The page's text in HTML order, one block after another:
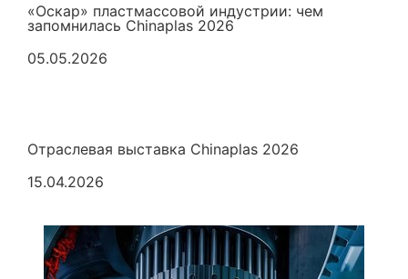
«Оскар» пластмассовой индустрии: чем
запомнилась Chinaplas 2026
05.05.2026
Отраслевая выставка Chinaplas 2026
15.04.2026